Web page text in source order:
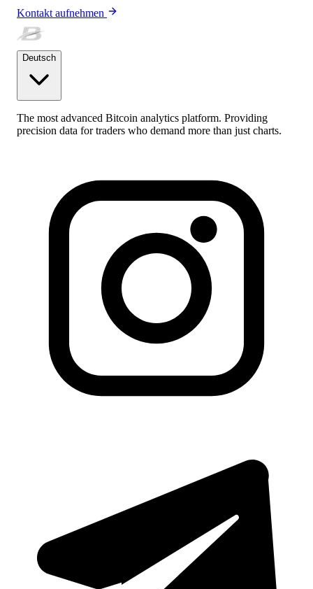
Kontakt aufnehmen
Deutsch
The most advanced Bitcoin analytics platform. Providing
precision data for traders who demand more than just charts.